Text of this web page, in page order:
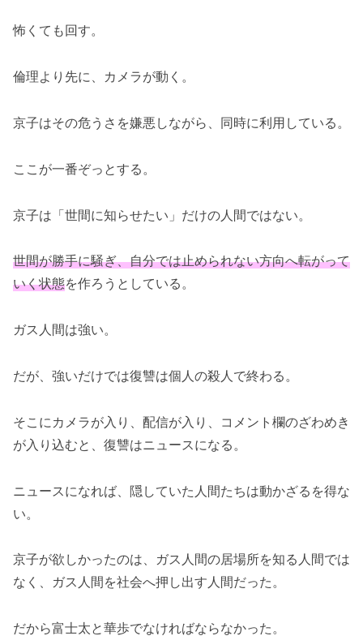
怖くても回す。
倫理より先に、カメラが動く。
京子はその危うさを嫌悪しながら、同時に利用している。
ここが一番ぞっとする。
京子は「世間に知らせたい」だけの人間ではない。
世間が勝手に騒ぎ、自分では止められない方向へ転がって
いく状態を作ろうとしている。
ガス人間は強い。
だが、強いだけでは復讐は個人の殺人で終わる。
そこにカメラが入り、配信が入り、コメント欄のざわめき
が入り込むと、復讐はニュースになる。
ニュースになれば、隠していた人間たちは動かざるを得な
い。
京子が欲しかったのは、ガス人間の居場所を知る人間では
なく、ガス人間を社会へ押し出す人間だった。
だから富士太と華歩でなければならなかった。